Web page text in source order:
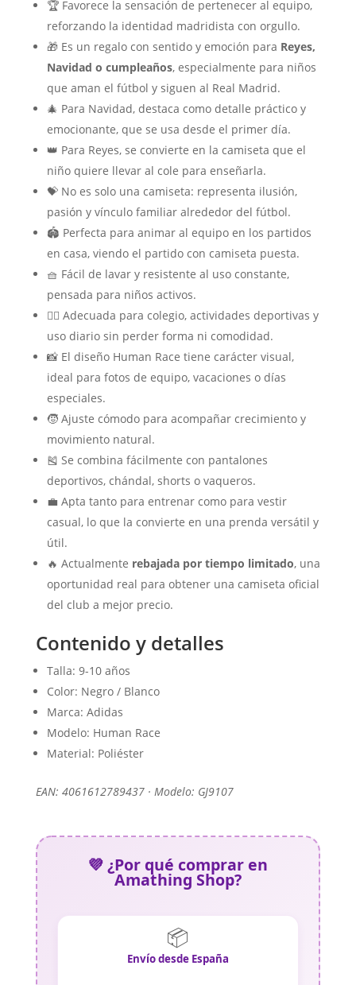
🏆 Favorece la sensación de pertenecer al equipo,
reforzando la identidad madridista con orgullo.
🎁 Es un regalo con sentido y emoción para Reyes,
Navidad o cumpleaños, especialmente para niños
que aman el fútbol y siguen al Real Madrid.
🎄 Para Navidad, destaca como detalle práctico y
emocionante, que se usa desde el primer día.
👑 Para Reyes, se convierte en la camiseta que el
niño quiere llevar al cole para enseñarla.
💝 No es solo una camiseta: representa ilusión,
pasión y vínculo familiar alrededor del fútbol.
🏟️ Perfecta para animar al equipo en los partidos
en casa, viendo el partido con camiseta puesta.
🧺 Fácil de lavar y resistente al uso constante,
pensada para niños activos.
🚶‍♂️ Adecuada para colegio, actividades deportivas y
uso diario sin perder forma ni comodidad.
📸 El diseño Human Race tiene carácter visual,
ideal para fotos de equipo, vacaciones o días
especiales.
🧒 Ajuste cómodo para acompañar crecimiento y
movimiento natural.
🎽 Se combina fácilmente con pantalones
deportivos, chándal, shorts o vaqueros.
💼 Apta tanto para entrenar como para vestir
casual, lo que la convierte en una prenda versátil y
útil.
🔥 Actualmente rebajada por tiempo limitado, una
oportunidad real para obtener una camiseta oficial
del club a mejor precio.
Contenido y detalles
Talla: 9-10 años
Color: Negro / Blanco
Marca: Adidas
Modelo: Human Race
Material: Poliéster
EAN: 4061612789437 · Modelo: GJ9107
💜 ¿Por qué comprar en
Amathing Shop?
📦
Envío desde España